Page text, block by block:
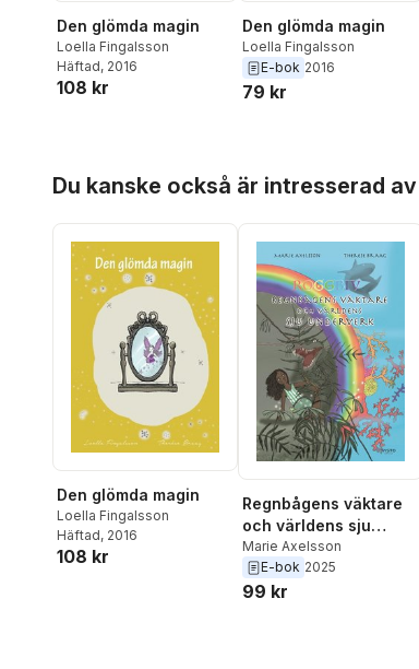
Den glömda magin
Loella Fingalsson
Häftad, 2016
108 kr
Den glömda magin
Loella Fingalsson
E-bok 2016
79 kr
Du kanske också är intresserad av
Den glömda magin
Loella Fingalsson
Häftad, 2016
108 kr
Regnbågens väktare
och världens sju
underverk
Marie Axelsson
E-bok 2025
99 kr